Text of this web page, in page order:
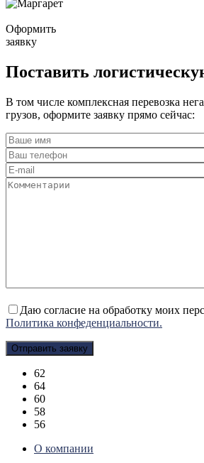
Оформить
заявку
Поставить
В том числе комплексная перевозка
грузов, оформите заявку прямо сейчас:
Даю согласие на обработку моих
Политика конфеденциальности.
62
64
60
58
56
О компании